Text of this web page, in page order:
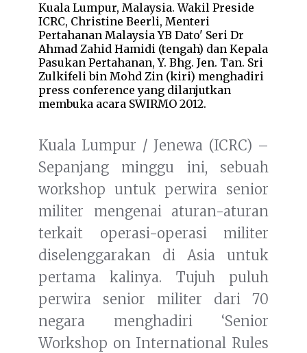
Kuala Lumpur, Malaysia. Wakil Preside
ICRC, Christine Beerli, Menteri
Pertahanan Malaysia YB Dato' Seri Dr
Ahmad Zahid Hamidi (tengah) dan Kepala
Pasukan Pertahanan, Y. Bhg. Jen. Tan. Sri
Zulkifeli bin Mohd Zin (kiri) menghadiri
press conference yang dilanjutkan
membuka acara SWIRMO 2012.
Kuala Lumpur / Jenewa (ICRC) –
Sepanjang minggu ini, sebuah
workshop untuk perwira senior
militer mengenai aturan-aturan
terkait operasi-operasi militer
diselenggarakan di Asia untuk
pertama kalinya. Tujuh puluh
perwira senior militer dari 70
negara menghadiri ‘Senior
Workshop on International Rules